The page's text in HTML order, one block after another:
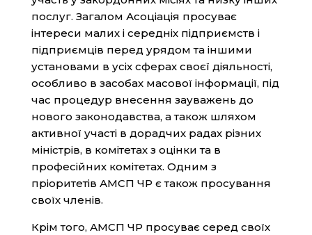
послуг. Загалом Асоціація просуває
інтереси малих і середніх підприємств і
підприємців перед урядом та іншими
установами в усіх сферах своєї діяльності,
особливо в засобах масової інформації, під
час процедур внесення зауважень до
нового законодавства, а також шляхом
активної участі в дорадчих радах різних
міністрів, в комітетах з оцінки та в
професійних комітетах. Одним з
пріоритетів АМСП ЧР є також просування
своїх членів.
Крім того, АМСП ЧР просуває серед своїх